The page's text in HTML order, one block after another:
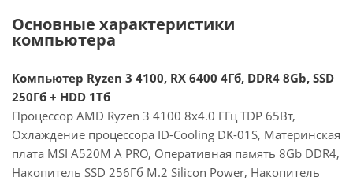
Основные характеристики
компьютера
Компьютер Ryzen 3 4100, RX 6400 4Гб, DDR4 8Gb, SSD
250Гб + HDD 1Тб
Процессор AMD Ryzen 3 4100 8x4.0 ГГц TDP 65Вт,
Охлаждение процессора ID-Cooling DK-01S, Материнская
плата MSI A520M A PRO, Оперативная память 8Gb DDR4,
Накопитель SSD 256Гб M.2 Silicon Power, Накопитель